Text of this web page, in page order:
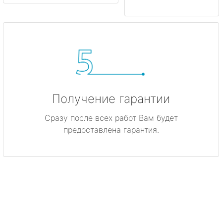
Получение гарантии
Сразу после всех работ Вам будет
предоставлена гарантия.